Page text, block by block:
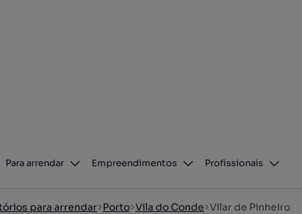
Para arrendar Empreendimentos Profissionais
para arrendar Porto Vila do Conde Vilar de Pinheiro